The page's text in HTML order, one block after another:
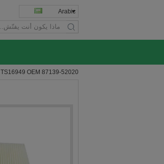
Arabic
search
TS16949 OEM 87139-52020 فلتر مكيف الهواء يزيل شوائب الغبار